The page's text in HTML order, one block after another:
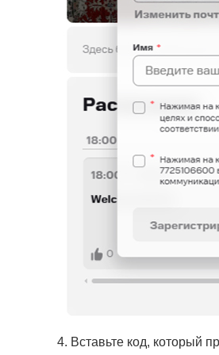
4. Вставьте код, который